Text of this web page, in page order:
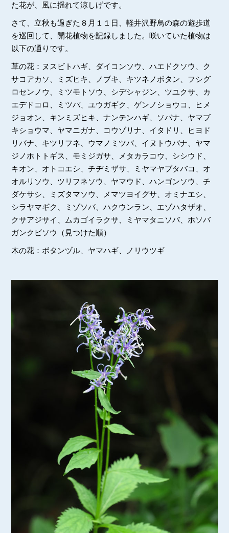
た花が、風に揺れて涼しげです。
さて、立秋も過ぎた８月１１日、軽井沢野鳥の森の遊歩道
を巡回して、開花植物を記録しました。咲いていた植物は
以下の通りです。
草の花：ヌスビトハギ、ダイコンソウ、ハエドクソウ、ク
サコアカソ、ミズヒキ、ノブキ、キツネノボタン、フシグ
ロセンノウ、ミツモトソウ、シデシャジン、ツユクサ、カ
エデドコロ、ミツバ、ユウガギク、ゲンノショウコ、ヒメ
ジョオン、キンミズヒキ、ナンテンハギ、ソバナ、ヤマブ
キショウマ、ヤマニガナ、コウゾリナ、イタドリ、ヒヨド
リバナ、キツリフネ、ウマノミツバ、イヌトウバナ、ヤマ
ジノホトトギス、モミジガサ、メタカラコウ、シシウド、
キオン、オトコエシ、チヂミザサ、ミヤマヤブタバコ、オ
オルリソウ、ツリフネソウ、ヤマウド、ハンゴンソウ、チ
ダケサシ、ミズタマソウ、メマツヨイグサ、オミナエシ、
シラヤマギク、ミゾソバ、ハクウンラン、エゾハタザオ、
クサアジサイ、ムカゴイラクサ、ミヤマタニソバ、ホソバ
ガンクビソウ（見つけた順）
木の花：ボタンヅル、ヤマハギ、ノリウツギ